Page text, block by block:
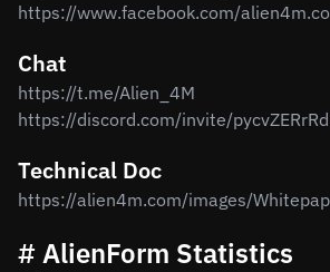
https://www.facebook.com/
Chat
https://t.me/Alien_4M
https://discord.com/invite/pycvZERrRd
Technical Doc
https://alien4m.com/images/
# AlienForm Statistics